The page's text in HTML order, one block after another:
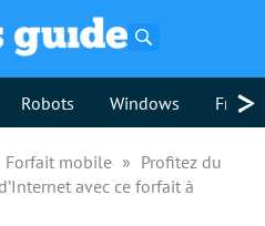
Robots Windows >
Forfait mobile
Profitez du
avec ce forfait à